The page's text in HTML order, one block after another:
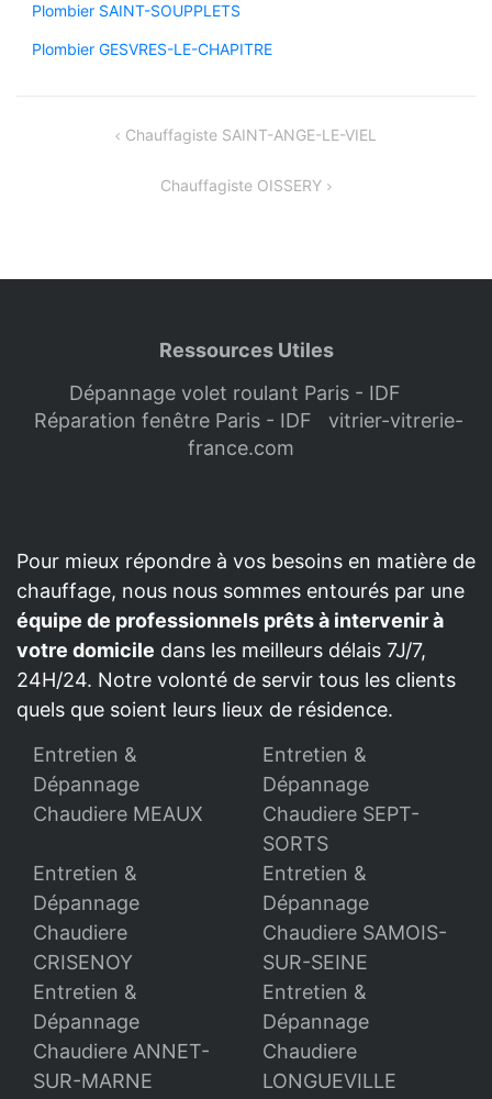
Plombier SAINT-SOUPPLETS
Plombier GESVRES-LE-CHAPITRE
NavigationChauffagiste SAINT-ANGE-LE-VIEL
Chauffagiste OISSERY
Ressources Utiles
Dépannage volet roulant Paris - IDF
Réparation fenêtre Paris - IDF
vitrier-vitrerie-
france.com
Pour mieux répondre à vos besoins en matière de
chauffage, nous nous sommes entourés par une
équipe de professionnels prêts à intervenir à
votre domicile dans les meilleurs délais 7J/7,
24H/24. Notre volonté de servir tous les clients
quels que soient leurs lieux de résidence.
Entretien &
Dépannage
Chaudiere MEAUX
Entretien &
Dépannage
Chaudiere SEPT-
SORTS
Entretien &
Dépannage
Chaudiere
CRISENOY
Entretien &
Dépannage
Chaudiere SAMOIS-
SUR-SEINE
Entretien &
Dépannage
Chaudiere ANNET-
SUR-MARNE
Entretien &
Dépannage
Chaudiere
LONGUEVILLE